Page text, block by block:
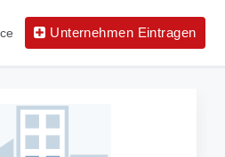
Unternehmen Eintragen